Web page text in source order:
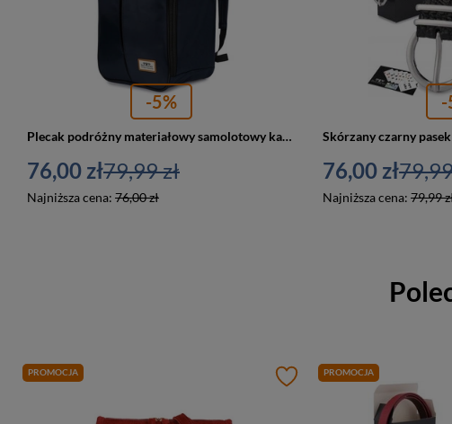
-5%
Plecak podróżny materiałowy samolotowy kabinowy Beltimore Q77 granatowy
76,00 zł
Najniższa cena: 76,00 zł
79,99 zł
-
76,00 zł
Najniższa cena: 79,99
PROMOCJA PROMOCJA